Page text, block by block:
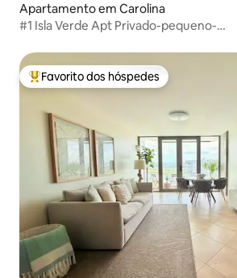
Apartamento em Carolina
#1 Isla Verde Apt Privado-pequeno-
Favoritos dos hóspedes mais apreciados
Favorito dos hóspedes